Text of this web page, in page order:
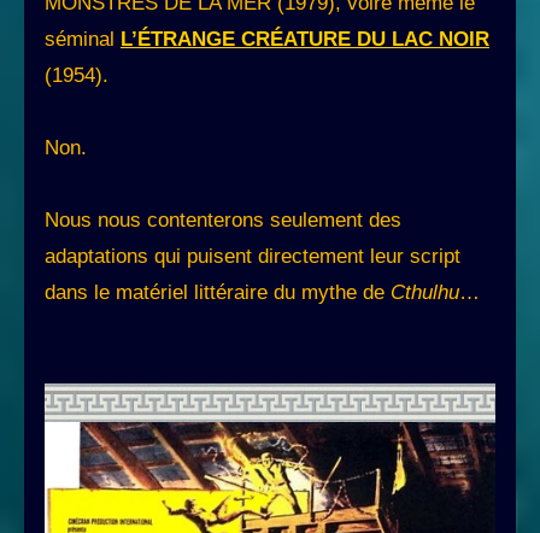
séminal L’ÉTRANGE CRÉATURE DU LAC NOIR
(1954).
Non.
Nous nous contenterons seulement des
adaptations qui puisent directement leur script
dans le matériel littéraire du mythe de Cthulhu…